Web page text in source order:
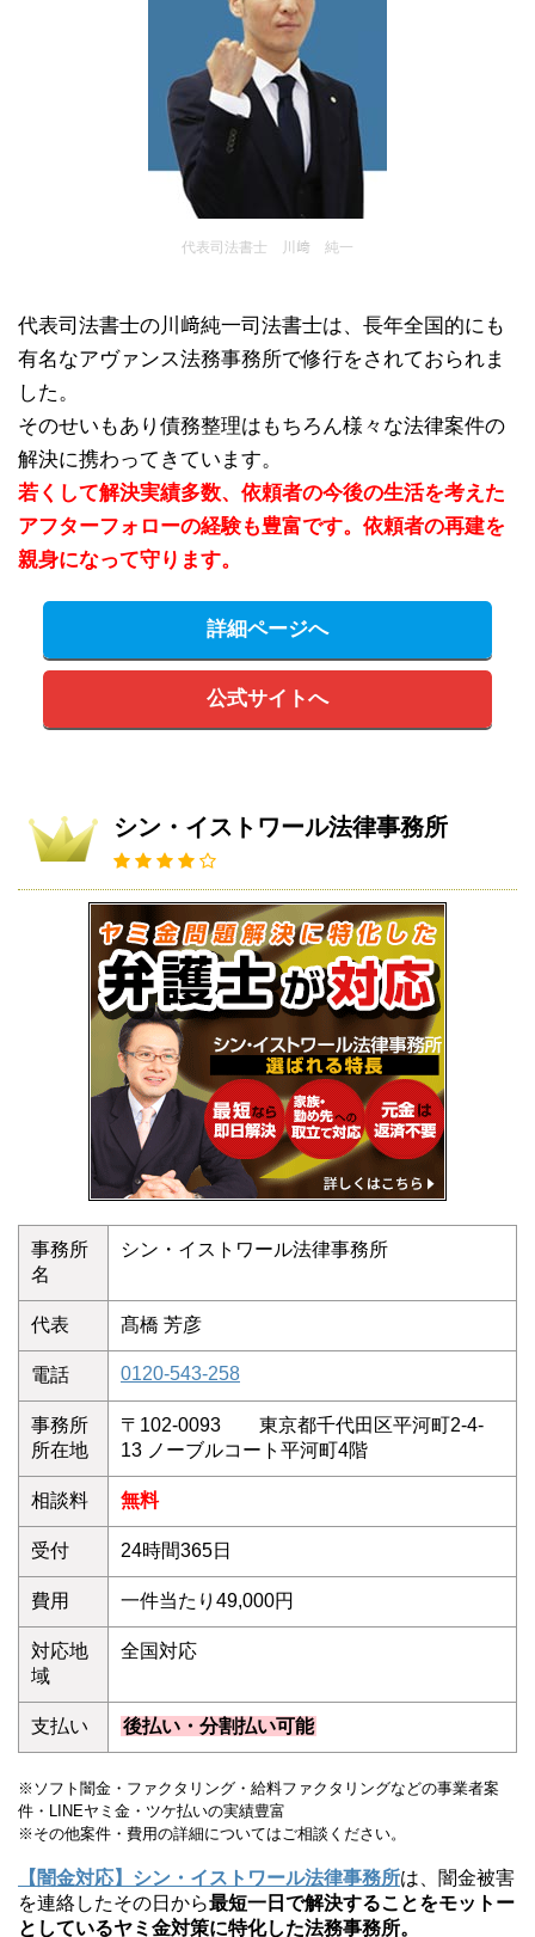
代表司法書士 川﨑 純一
代表司法書士の川﨑純一司法書士は、長年全国的にも
有名なアヴァンス法務事務所で修行をされておられま
した。
そのせいもあり債務整理はもちろん様々な法律案件の
解決に携わってきています。
若くして解決実績多数、依頼者の今後の生活を考えた
アフターフォローの経験も豊富です。依頼者の再建を
親身になって守ります。
詳細ページへ
公式サイトへ
シン・イストワール法律事務所
事務所
名
シン・イストワール法律事務所
代表 髙橋 芳彦
電話 0120-543-258
事務所
所在地
〒102-0093 東京都千代田区平河町2-4-
13 ノーブルコート平河町4階
相談料 無料
受付 24時間365日
費用 一件当たり49,000円
対応地
域
全国対応
支払い 後払い・分割払い可能
※ソフト闇金・ファクタリング・給料ファクタリングなどの事業者案
件・LINEヤミ金・ツケ払いの実績豊富
※その他案件・費用の詳細についてはご相談ください。
【闇金対応】シン・イストワール法律事務所は、闇金被害
を連絡したその日から最短一日で解決することをモットー
としているヤミ金対策に特化した法務事務所。